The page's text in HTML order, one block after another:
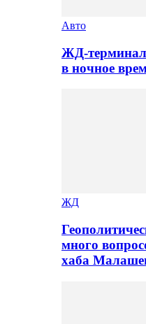
Авто
ЖД-терминал
в ночное
ЖД
много
хаба